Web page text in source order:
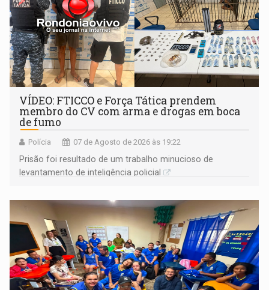
VÍDEO: FTICCO e Força Tática prendem
membro do CV com arma e drogas em boca
de fumo
Polícia 07 de Agosto de 2026 às 19:22
Prisão foi resultado de um trabalho minucioso de
levantamento de inteligência policial